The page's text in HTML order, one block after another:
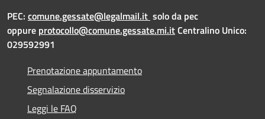
PEC: comune.gessate@legalmail.it solo da pec
oppure protocollo@comune.gessate.mi.itCentralino Unico:
029592991
Prenotazione appuntamento
Segnalazione disservizio
Leggi le FAQ